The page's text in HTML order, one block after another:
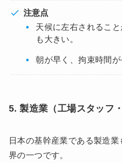
注意点
天候に左右されるこ
も大きい。
朝が早く、拘束時間が
5. 製造業（工場スタッフ
日本の基幹産業である製造
界の一つです。